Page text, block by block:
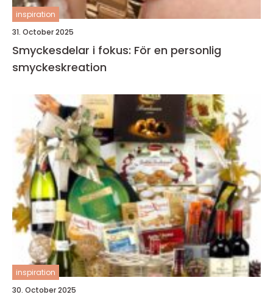
inspiration
31. October 2025
Smyckesdelar i fokus: För en personlig
smyckeskreation
inspiration
30. October 2025